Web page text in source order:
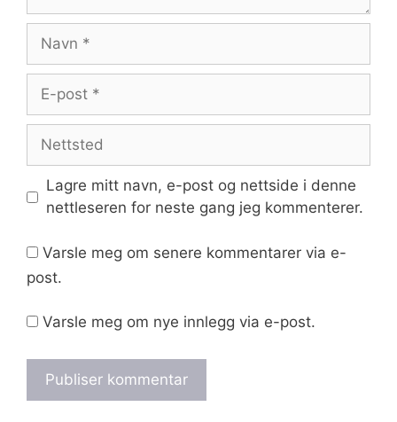
Navn
Nettsted
Lagre mitt navn, e-post og nettside i denne
nettleseren for neste gang jeg kommenterer.
Varsle meg om senere kommentarer via e-
post.
Varsle meg om nye innlegg via e-post.